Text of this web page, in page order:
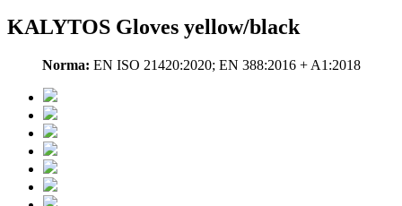
KALYTOS Gloves yellow/black
Norma: EN ISO 21420:2020; EN 388:2016 + A1:2018